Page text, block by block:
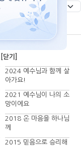
2024 예수님과 함께 살
아가요!
2021 예수님이 나의 소
망이에요
2018 온 마음을 하나님
께
2015 믿음으로 승리해
[닫기]